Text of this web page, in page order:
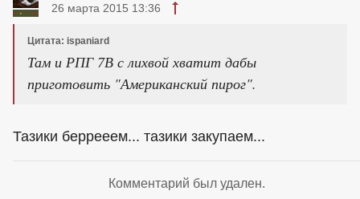
26 марта 2015 13:36
Цитата: ispaniard
Там и РПГ 7В с лихвой хватит дабы
приготовить "Американский пирог".
Тазики беррееем... тазики закупаем...
Комментарий был удален.